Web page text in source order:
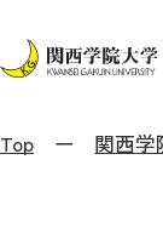
Top 関西学